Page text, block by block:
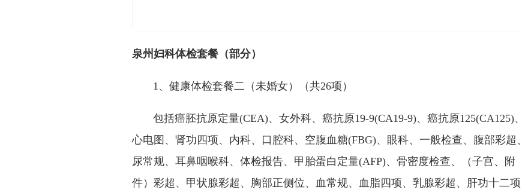
泉州妇科体检套餐（部分）
1、健康体检套餐二（未婚女）（共26项）
包括癌胚抗原定量(CEA)、女外科、癌抗原19-9(CA19-9)、癌抗原125(CA125)、
心电图、肾功四项、内科、口腔科、空腹血糖(FBG)、眼科、一般检查、腹部彩超、
尿常规、耳鼻咽喉科、体检报告、甲胎蛋白定量(AFP)、骨密度检查、（子宫、附
件）彩超、甲状腺彩超、胸部正侧位、血常规、血脂四项、乳腺彩超、肝功十二项